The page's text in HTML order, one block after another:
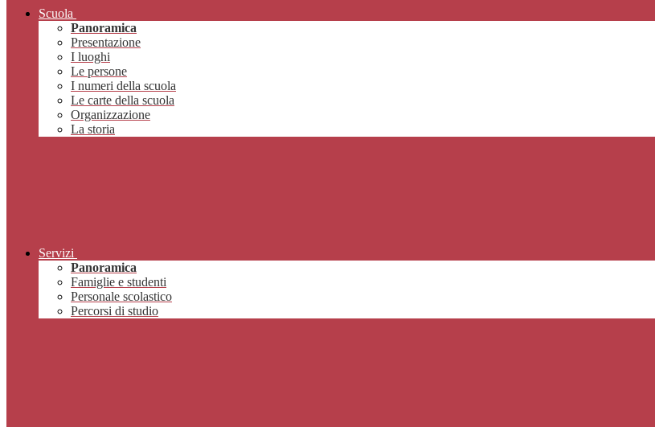
Scuola
Panoramica
Presentazione
I luoghi
Le persone
I numeri della scuola
Le carte della scuola
Organizzazione
La storia
Servizi
Panoramica
Famiglie e studenti
Personale scolastico
Percorsi di studio